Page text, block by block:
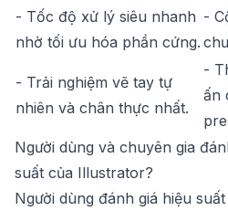
- Tốc độ xử lý siêu nhanh
nhờ tối ưu hóa phần cứng.
-
- Trải nghiệm vẽ tay tự
nhiên và chân thực nhất.
-
ấn
Người dùng và chuyên gia
suất của Illustrator?
Người dùng đánh giá hiệu